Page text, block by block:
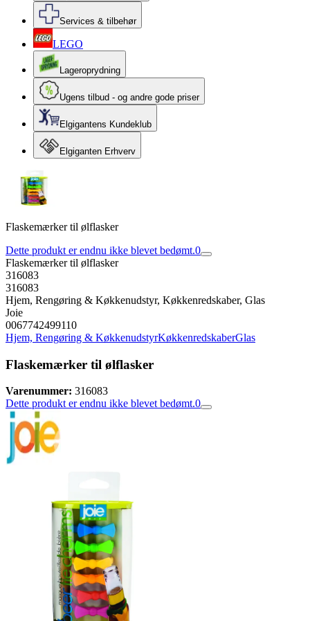
Services & tilbehør
LEGO
Lageroprydning
Ugens tilbud - og andre gode priser
Elgigantens Kundeklub
Elgiganten Erhverv
Flaskemærker til ølflasker
Dette produkt er endnu ikke blevet bedømt.0
Flaskemærker til ølflasker
316083
316083
Hjem, Rengøring & Køkkenudstyr, Køkkenredskaber, Glas
Joie
0067742499110
Hjem, Rengøring & KøkkenudstyrKøkkenredskaberGlas
Flaskemærker til ølflasker
Varenummer: 316083
Dette produkt er endnu ikke blevet bedømt.0